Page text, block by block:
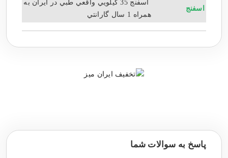
اسفنج
اسفنج 35 كيلويي واقعي طبي در ايران به
همراه 1 سال گارانتي
پاسخ به سوالات شما